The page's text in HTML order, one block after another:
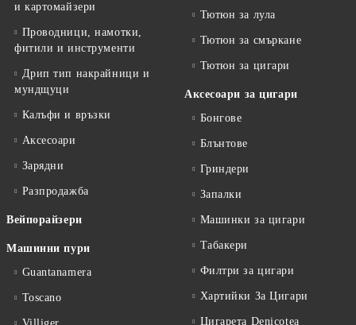
и картомайзери
Проводници, намотки,
фитили и инструменти
Дрип тип накрайници и
мундщуци
Калъфи и връзки
Аксесоари
Зарядни
Разпродажба
Вейпорайзери
Машинни пури
Guantanamera
Toscano
Тютюн за лула
Тютюн за смъркане
Тютюн за цигари
Аксесоари за цигари
Бонгове
Блънтове
Гриндери
Запалки
Машинки за цигари
Табакери
Филтри за цигари
Хартийки За Цигари
Цигарета Denicotea